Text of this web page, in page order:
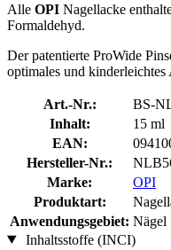
Alle OPI Nagellacke
Formaldehyd.
Der patentierte ProWide
optimales und kinderleichtes
Art.-Nr.:
BS-
Inhalt:
15 ml
EAN:
Hersteller-Nr.:
Marke:
OPI
Produktart:
Anwendungsgebiet: Nägel
Inhaltsstoffe (INCI)